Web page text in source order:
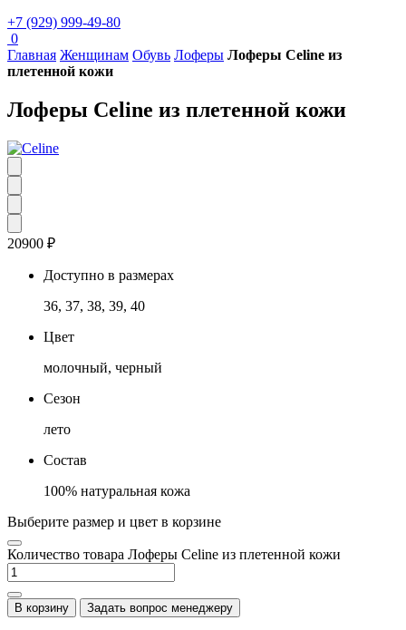
+7 (929) 999-49-80
0
Главная Женщинам Обувь Лоферы Лоферы Celine из
плетенной кожи
Лоферы Celine из плетенной кожи
20900 ₽
Доступно в размерах
36, 37, 38, 39, 40
Цвет
молочный, черный
Сезон
лето
Состав
100% натуральная кожа
Выберите размер и цвет в корзине
Количество товара Лоферы Celine из плетенной кожи
В корзину Задать вопрос менеджеру